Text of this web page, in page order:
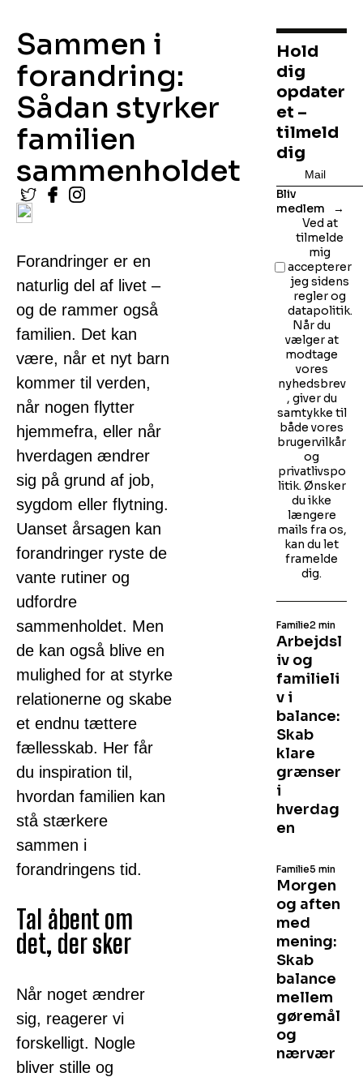
Sammen i
forandring:
Sådan styrker
familien
sammenholdet
Forandringer er en
naturlig del af livet –
og de rammer også
familien. Det kan
være, når et nyt barn
kommer til verden,
når nogen flytter
hjemmefra, eller når
hverdagen ændrer
sig på grund af job,
sygdom eller flytning.
Uanset årsagen kan
forandringer ryste de
vante rutiner og
udfordre
sammenholdet. Men
de kan også blive en
mulighed for at styrke
relationerne og skabe
et endnu tættere
fællesskab. Her får
du inspiration til,
hvordan familien kan
stå stærkere
sammen i
forandringens tid.
Tal åbent om
det, der sker
Når noget ændrer
sig, reagerer vi
forskelligt. Nogle
bliver stille og
Hold
dig
opdater
et –
tilmeld
dig
Bliv
medlem
Ved at
tilmelde
mig
accepterer
jeg sidens
regler og
datapolitik.
Når du
vælger at
modtage
vores
nyhedsbrev
, giver du
samtykke til
både vores
brugervilkår
og
privatlivspo
litik. Ønsker
du ikke
længere
mails fra os,
kan du let
framelde
dig.
Arbejdsl
iv og
familieli
v i
balance:
Skab
klare
grænser
i
hverdag
en
Familie2 min
Morgen
og aften
med
mening:
Skab
balance
mellem
gøremål
og
nærvær
Familie5 min